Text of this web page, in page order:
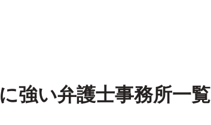
に強い弁護士事務所一覧